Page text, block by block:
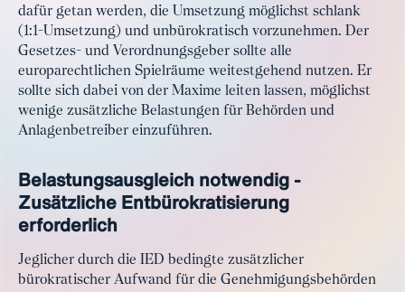
dafür getan werden, die Umsetzung möglichst schlank
(1:1-Umsetzung) und unbürokratisch vorzunehmen. Der
Gesetzes- und Verordnungsgeber sollte alle
europarechtlichen Spielräume weitestgehend nutzen. Er
sollte sich dabei von der Maxime leiten lassen, möglichst
wenige zusätzliche Belastungen für Behörden und
Anlagenbetreiber einzuführen.
Belastungsausgleich notwendig -
Zusätzliche Entbürokratisierung
erforderlich
Jeglicher durch die IED bedingte zusätzlicher
bürokratischer Aufwand für die Genehmigungsbehörden